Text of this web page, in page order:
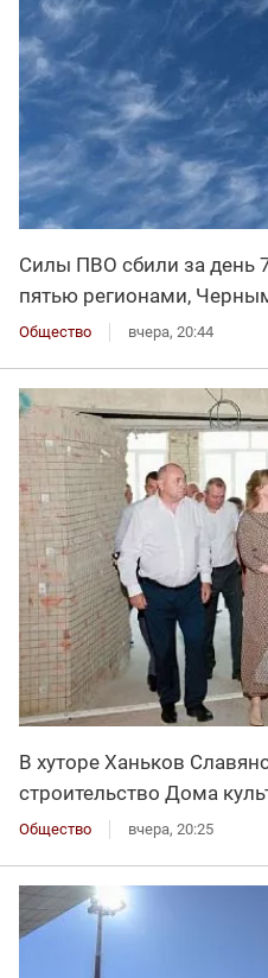
Силы ПВО сбили за день
пятью регионами,
Общество вчера, 20:44
В хуторе Ханьков
строительство Дома
Общество вчера, 20:25